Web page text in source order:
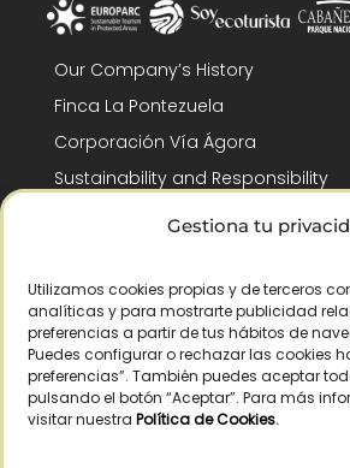
Gestiona tu
Utilizamos cookies propias y de terceros
analíticas y para mostrarte publicidad
preferencias a partir de tus hábitos de
Puedes configurar o rechazar las cookies
preferencias”. También puedes aceptar
pulsando el botón “Aceptar”. Para más
visitar nuestra Política de Cookies.
Our Company’s History
Finca La Pontezuela
Corporación Vía Ágora
Sustainability and Responsibility
CSR and Fundación Gómez-
Recognitions